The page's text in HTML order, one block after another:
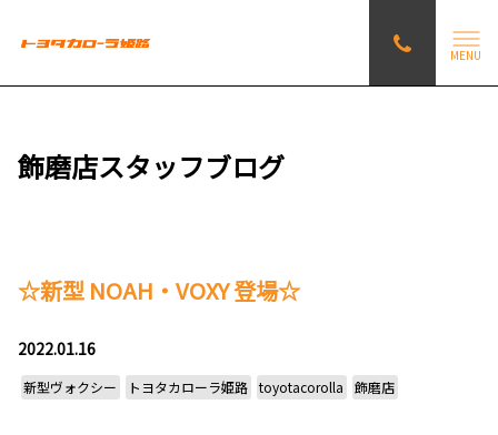
MENU
飾磨店スタッフブログ
☆新型 NOAH・VOXY 登場☆
2022.01.16
新型ヴォクシー トヨタカローラ姫路 toyotacorolla 飾磨店